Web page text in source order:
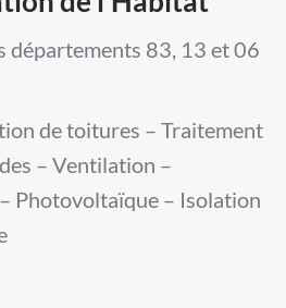
départements 83, 13 et 06
de toitures – Traitement
– Ventilation –
Photovoltaïque – Isolation